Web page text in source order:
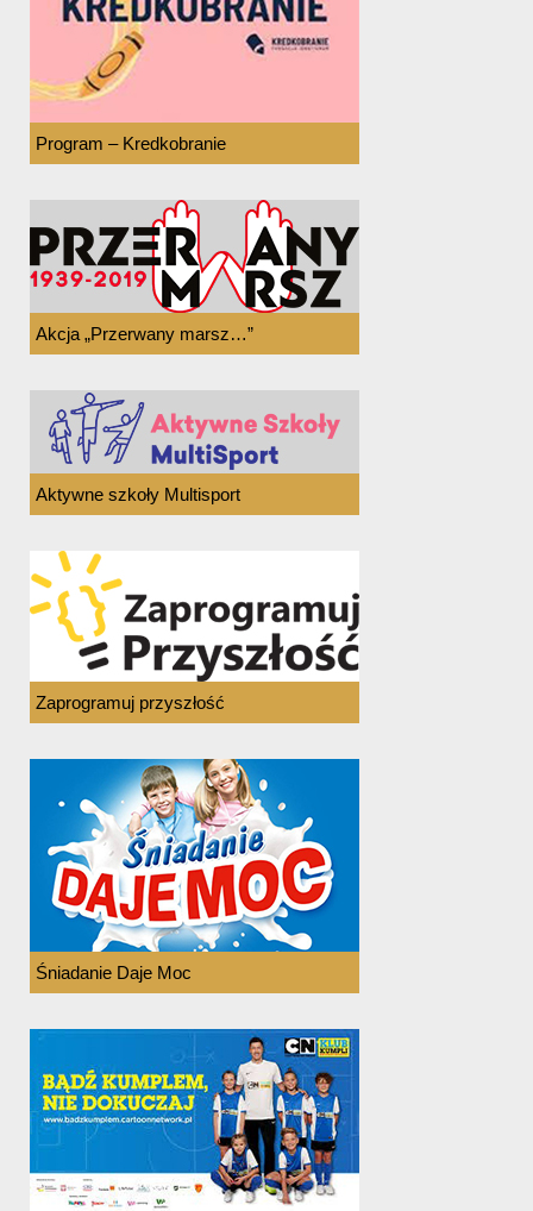
Program – Kredkobranie
Akcja „Przerwany marsz…”
Aktywne szkoły Multisport
Zaprogramuj przyszłość
Śniadanie Daje Moc